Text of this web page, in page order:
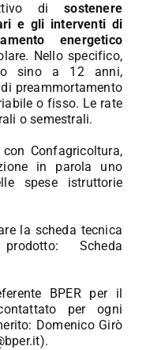
di sostenere
e gli interventi di
energetico
Nello specifico,
sino a 12 anni,
preammortamento
o fisso. Le rate
o semestrali.
Confagricoltura,
in parola uno
spese istruttorie
la scheda tecnica
Scheda
BPER per il
per ogni
Domenico Girò